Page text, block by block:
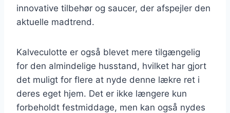
innovative tilbehør og saucer, der afspejler den
aktuelle madtrend.
Kalveculotte er også blevet mere tilgængelig
for den almindelige husstand, hvilket har gjort
det muligt for flere at nyde denne lækre ret i
deres eget hjem. Det er ikke længere kun
forbeholdt festmiddage, men kan også nydes